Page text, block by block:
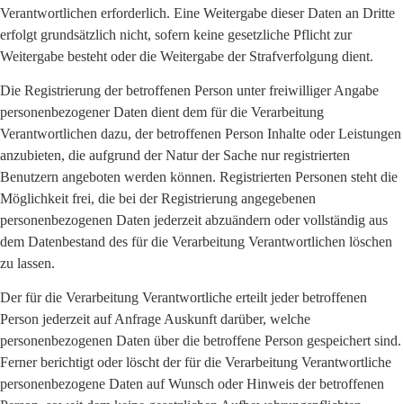
Verantwortlichen erforderlich. Eine Weitergabe dieser Daten an Dritte
erfolgt grundsätzlich nicht, sofern keine gesetzliche Pflicht zur
Weitergabe besteht oder die Weitergabe der Strafverfolgung dient.
Die Registrierung der betroffenen Person unter freiwilliger Angabe
personenbezogener Daten dient dem für die Verarbeitung
Verantwortlichen dazu, der betroffenen Person Inhalte oder Leistungen
anzubieten, die aufgrund der Natur der Sache nur registrierten
Benutzern angeboten werden können. Registrierten Personen steht die
Möglichkeit frei, die bei der Registrierung angegebenen
personenbezogenen Daten jederzeit abzuändern oder vollständig aus
dem Datenbestand des für die Verarbeitung Verantwortlichen löschen
zu lassen.
Der für die Verarbeitung Verantwortliche erteilt jeder betroffenen
Person jederzeit auf Anfrage Auskunft darüber, welche
personenbezogenen Daten über die betroffene Person gespeichert sind.
Ferner berichtigt oder löscht der für die Verarbeitung Verantwortliche
personenbezogene Daten auf Wunsch oder Hinweis der betroffenen